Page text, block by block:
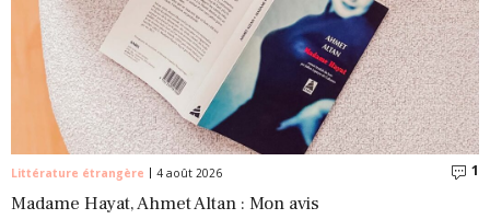
Littérature étrangère 4 août 2026 1
Madame Hayat, Ahmet Altan : Mon avis